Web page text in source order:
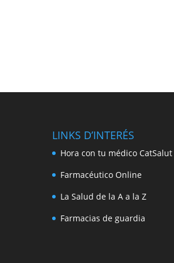
LINKS D’INTERÉS
Hora con tu médico CatSalut
Farmacéutico Online
La Salud de la A a la Z
Farmacias de guardia